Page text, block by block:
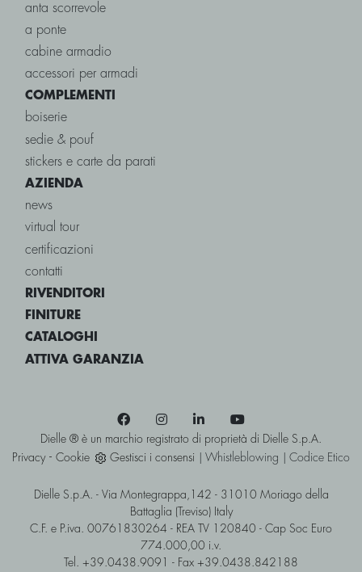
anta scorrevole
a ponte
cabine armadio
accessori per armadi
COMPLEMENTI
boiserie
sedie & pouf
stickers e carte da parati
AZIENDA
news
virtual tour
certificazioni
contatti
RIVENDITORI
FINITURE
CATALOGHI
ATTIVA GARANZIA
Dielle ® è un marchio registrato di proprietà di Dielle S.p.A.
Privacy- Cookie Gestisci i consensi Whistleblowing Codice Etico
Dielle S.p.A. - Via Montegrappa,142 - 31010 Moriago della
Battaglia (Treviso) Italy
C.F. e P.iva. 00761830264 - REA TV 120840 - Cap Soc Euro
774.000,00 i.v.
Tel. +39.0438.9091 - Fax +39.0438.842188